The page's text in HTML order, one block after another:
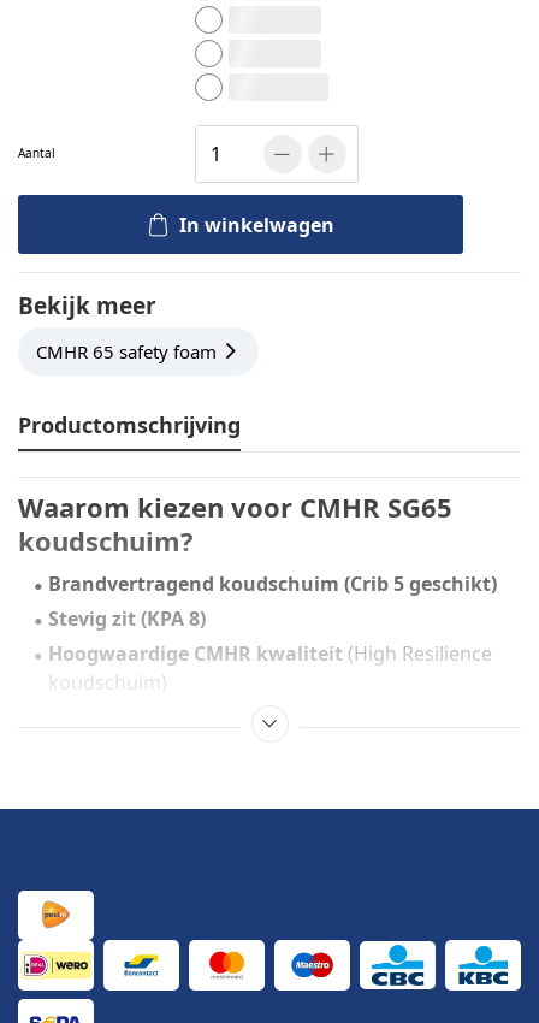
Aantal
In winkelwagen
Bekijk meer
CMHR 65 safety foam
Productomschrijving
Waarom kiezen voor CMHR SG65
koudschuim?
Brandvertragend koudschuim (Crib 5 geschikt)
Stevig zit (KPA 8)
Hoogwaardige CMHR kwaliteit (High Resilience
koudschuim)
Anti-bacterieel en hygiënisch
Deze grotere schuimplaat is bijzonder geschikt voor:
Grote zitkussens en lounge banken
Horeca interieur en projectinrichting